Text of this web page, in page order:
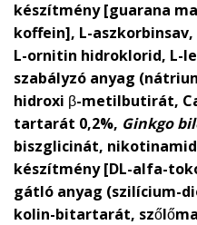
készítmény [guarana
koffein], L-
L-ornitin hidroklorid, L-
szabályzó anyag
hidroxi β-metilbutirát,
tartarát 0,2%, Ginkgo
biszglicinát,
készítmény [DL-alfa-
gátló anyag (szilícium-
kolin-bitartarát,